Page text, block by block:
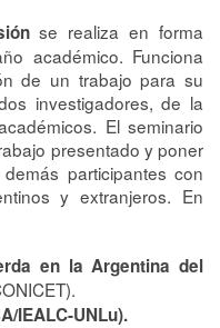
se realiza en forma
académico. Funciona
de un trabajo para su
investigadores, de la
El seminario
presentado y poner
participantes con
y extranjeros. En
en la Argentina del
IEALC-UNLu).